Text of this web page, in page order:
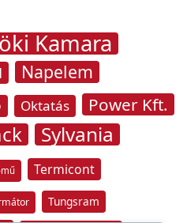
Kamara
Napelem
Oktatás Power Kft.
Sylvania
Termicont
Tungsram